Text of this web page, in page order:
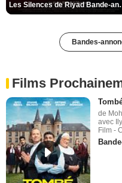
Les
Bandes-
Films
de
avec
Film -